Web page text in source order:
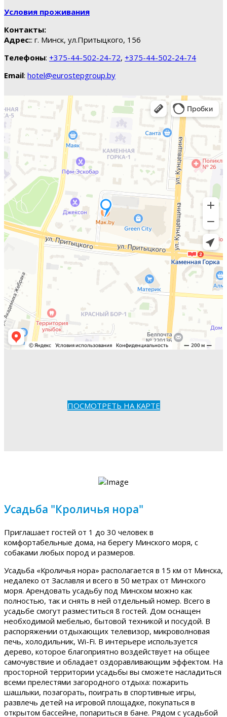
Условия проживания
Контакты:
Адрес:: г. Минск, ул.Притыцкого, 156
Телефоны: +375-44-502-24-72, +375-44-502-24-74
Email: hotel@eurostepgroup.by
ПОСМОТРЕТЬ НА КАРТЕ
Усадьба "Кроличья нора"
Приглашает гостей от 1 до 30 человек в
комфортабельные дома, на берегу Минского моря, с
собаками любых пород и размеров.
Усадьба «Кроличья нора» располагается в 15 км от Минска,
недалеко от Заславля и всего в 50 метрах от Минского
моря. Арендовать усадьбу под Минском можно как
полностью, так и снять в ней отдельный номер. Всего в
усадьбе смогут разместиться 8 гостей. Дом оснащен
необходимой мебелью, бытовой техникой и посудой. В
распоряжении отдыхающих телевизор, микроволновая
печь, холодильник, Wi-Fi. В интерьере используется
дерево, которое благоприятно воздействует на общее
самочувствие и обладает оздоравливающим эффектом. На
просторной территории усадьбы вы сможете насладиться
всеми прелестями загородного отдыха: пожарить
шашлыки, позагорать, поиграть в спортивные игры,
развлечь детей на игровой площадке, покупаться в
открытом бассейне, попариться в бане. Рядом с усадьбой